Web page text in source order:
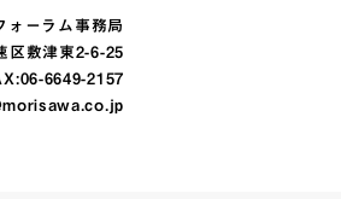
ォーラム事務局
区敷津東2-6-25
6649-2157